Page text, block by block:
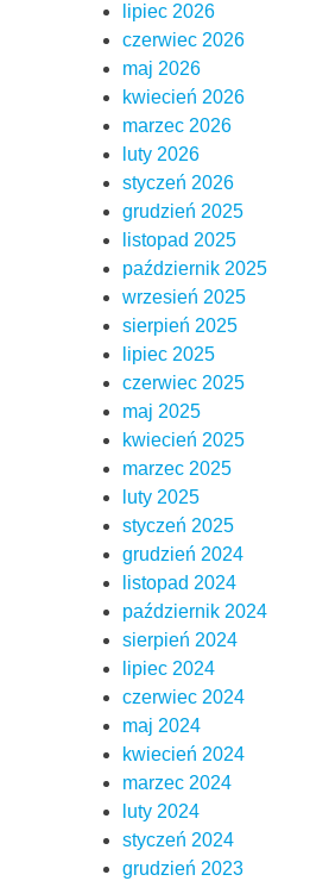
lipiec 2026
czerwiec 2026
maj 2026
kwiecień 2026
marzec 2026
luty 2026
styczeń 2026
grudzień 2025
listopad 2025
październik 2025
wrzesień 2025
sierpień 2025
lipiec 2025
czerwiec 2025
maj 2025
kwiecień 2025
marzec 2025
luty 2025
styczeń 2025
grudzień 2024
listopad 2024
październik 2024
sierpień 2024
lipiec 2024
czerwiec 2024
maj 2024
kwiecień 2024
marzec 2024
luty 2024
styczeń 2024
grudzień 2023